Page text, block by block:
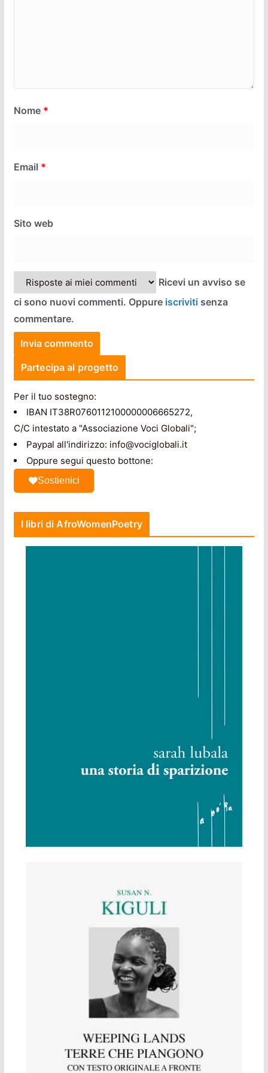
Nome *
Email *
Sito web
Ricevi un avviso se
ci sono nuovi commenti. Oppure iscrivitisenza
commentare.
Partecipa al progetto
Per il tuo sostegno:
IBAN IT38R0760112100000006665272,
C/C intestato a "Associazione Voci Globali";
Paypal all'indirizzo: info@vociglobali.it
Oppure segui questo bottone:
Sostienici
I libri di AfroWomenPoetry